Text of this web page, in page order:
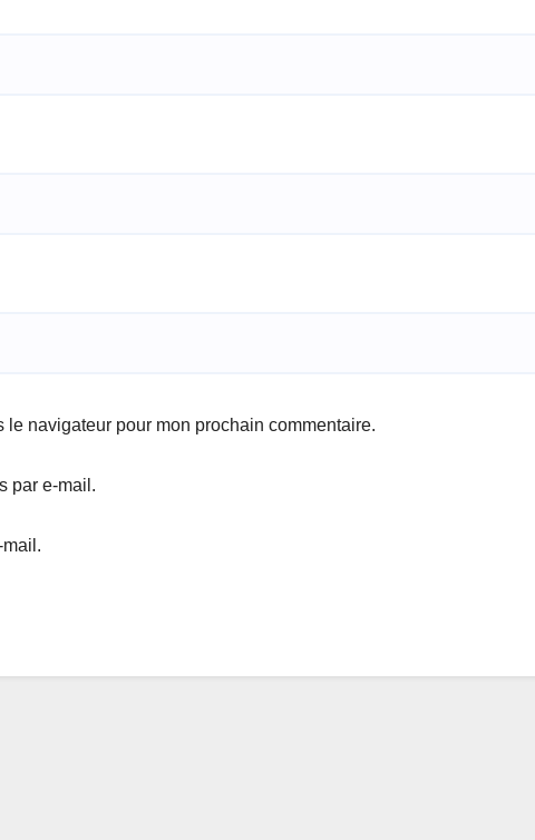
navigateur pour mon prochain commentaire.
par e-mail.